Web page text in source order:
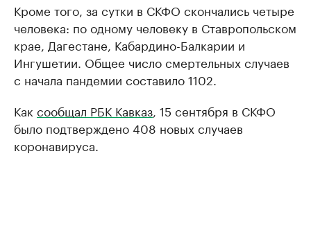
Кроме того, за сутки в СКФО скончались четыре
человека: по одному человеку в Ставропольском
крае, Дагестане, Кабардино-Балкарии и
Ингушетии. Общее число смертельных случаев
с начала пандемии составило 1102.
Как сообщал РБК Кавказ, 15 сентября в СКФО
было подтверждено 408 новых случаев
коронавируса.